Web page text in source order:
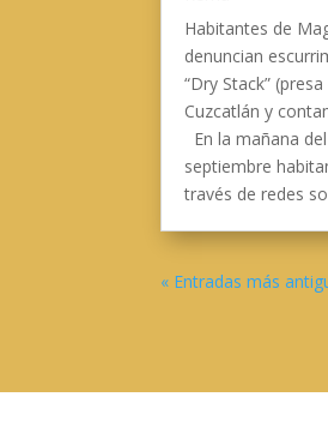
Habitantes de
denuncian
“Dry Stack”
Cuzcatlán y
En la mañana
septiembre
través de redes
« Entradas más